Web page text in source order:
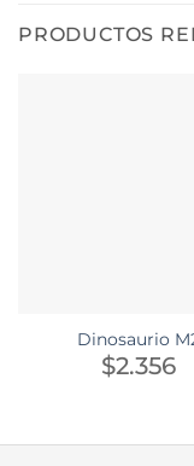
PRODUCTOS
Dinosaurio
$2.356